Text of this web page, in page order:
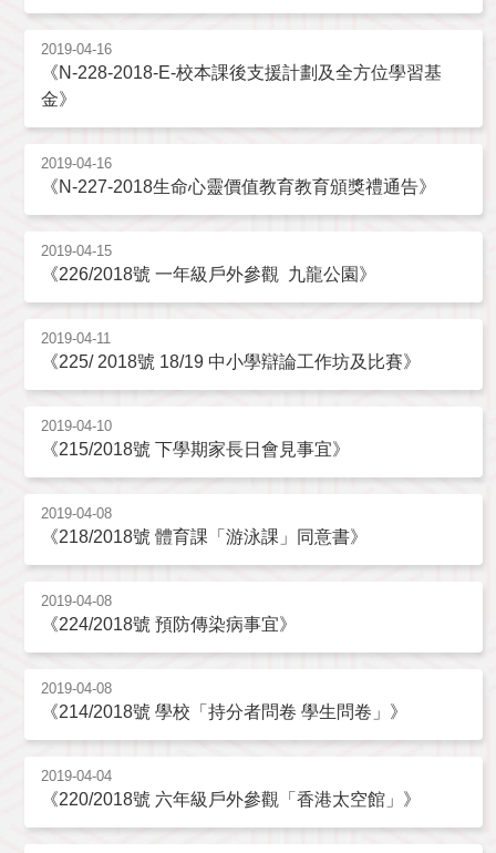
2019-04-16
《N-228-2018-E-校本課後支援計劃及全方位學習基
金》
2019-04-16
《N-227-2018生命心靈價值教育教育頒獎禮通告》
2019-04-15
《226/2018號 一年級戶外參觀 九龍公園》
2019-04-11
《225/ 2018號 18/19 中小學辯論工作坊及比賽》
2019-04-10
《215/2018號 下學期家長日會見事宜》
2019-04-08
《218/2018號 體育課「游泳課」同意書》
2019-04-08
《224/2018號 預防傳染病事宜》
2019-04-08
《214/2018號 學校「持分者問卷 學生問卷」》
2019-04-04
《220/2018號 六年級戶外參觀「香港太空館」》